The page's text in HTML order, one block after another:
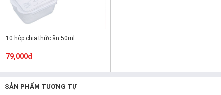
10 hộp chia thức ăn 50ml
79,000đ
SẢN PHẨM TƯƠNG TỰ